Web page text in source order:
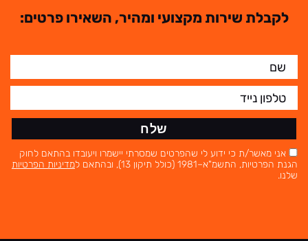
לקבלת שירות מקצועי ומהיר, השאירו פרטים:
אני מאשר/ת כי ידוע לי שהפרטים שמסרתי יישמרו ויעובדו בהתאם לחוק
הגנת הפרטיות, התשמ"א–1981 (כולל תיקון 13), ובהתאם ל
מדיניות הפרטיות
שלנו.
שלח